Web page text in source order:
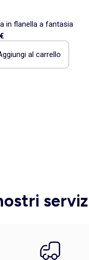
in flanella a fantasia
al carrello